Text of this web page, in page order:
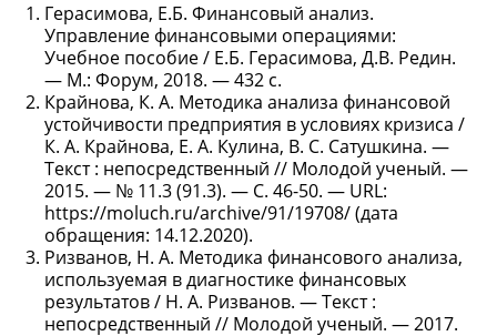
Герасимова, Е.Б. Финансовый анализ.
Управление финансовыми операциями:
Учебное пособие / Е.Б. Герасимова, Д.В. Редин.
— М.: Форум, 2018. — 432 c.
Крайнова, К. А. Методика анализа финансовой
устойчивости предприятия в условиях кризиса /
К. А. Крайнова, Е. А. Кулина, В. С. Сатушкина. —
Текст : непосредственный // Молодой ученый. —
2015. — № 11.3 (91.3). — С. 46-50. — URL:
https://moluch.ru/archive/91/19708/ (дата
обращения: 14.12.2020).
Ризванов, Н. А. Методика финансового анализа,
используемая в диагностике финансовых
результатов / Н. А. Ризванов. — Текст :
непосредственный // Молодой ученый. — 2017.